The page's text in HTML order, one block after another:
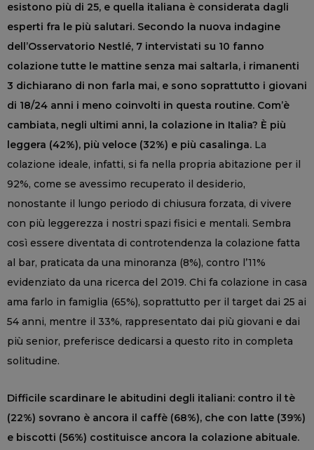
esistono più di 25, e quella italiana è considerata dagli
esperti fra le più salutari. Secondo la nuova indagine
dell’Osservatorio Nestlé, 7 intervistati su 10 fanno
colazione tutte le mattine senza mai saltarla, i rimanenti
3 dichiarano di non farla mai, e sono soprattutto i giovani
di 18/24 anni i meno coinvolti in questa routine. Com’è
cambiata, negli ultimi anni, la colazione in Italia? È più
leggera (42%), più veloce (32%) e più casalinga. La
colazione ideale, infatti, si fa nella propria abitazione per il
92%, come se avessimo recuperato il desiderio,
nonostante il lungo periodo di chiusura forzata, di vivere
con più leggerezza i nostri spazi fisici e mentali. Sembra
così essere diventata di controtendenza la colazione fatta
al bar, praticata da una minoranza (8%), contro l’11%
evidenziato da una ricerca del 2019. Chi fa colazione in casa
ama farlo in famiglia (65%), soprattutto per il target dai 25 ai
54 anni, mentre il 33%, rappresentato dai più giovani e dai
più senior, preferisce dedicarsi a questo rito in completa
solitudine.
Difficile scardinare le abitudini degli italiani: contro il tè
(22%) sovrano è ancora il caffè (68%), che con latte (39%)
e biscotti (56%) costituisce ancora la colazione abituale.